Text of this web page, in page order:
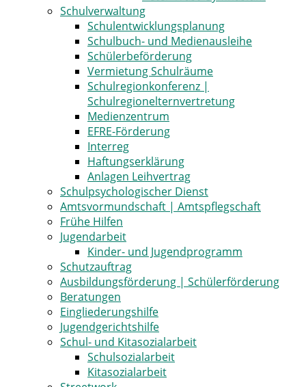
Schulverwaltung
Schulentwicklungsplanung
Schulbuch- und Medienausleihe
Schülerbeförderung
Vermietung Schulräume
Schulregionkonferenz |
Schulregionelternvertretung
Medienzentrum
EFRE-Förderung
Interreg
Haftungserklärung
Anlagen Leihvertrag
Schulpsychologischer Dienst
Amtsvormundschaft | Amtspflegschaft
Frühe Hilfen
Jugendarbeit
Kinder- und Jugendprogramm
Schutzauftrag
Ausbildungsförderung | Schülerförderung
Beratungen
Eingliederungshilfe
Jugendgerichtshilfe
Schul- und Kitasozialarbeit
Schulsozialarbeit
Kitasozialarbeit